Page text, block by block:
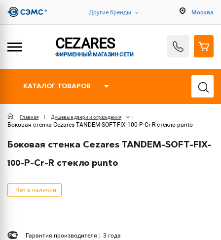
Другие бренды Москва
CEZARES
ФИРМЕННЫЙ МАГАЗИН СЕТИ
КАТАЛОГ ТОВАРОВ
Главная Душевые двери и ограждения
Боковая стенка Cezares TANDEM-SOFT-FIX-100-P-Cr-R стекло punto
Боковая стенка Cezares TANDEM-SOFT-FIX-
100-P-Cr-R стекло punto
Нет в наличии
Гарантия производителя : 3 года